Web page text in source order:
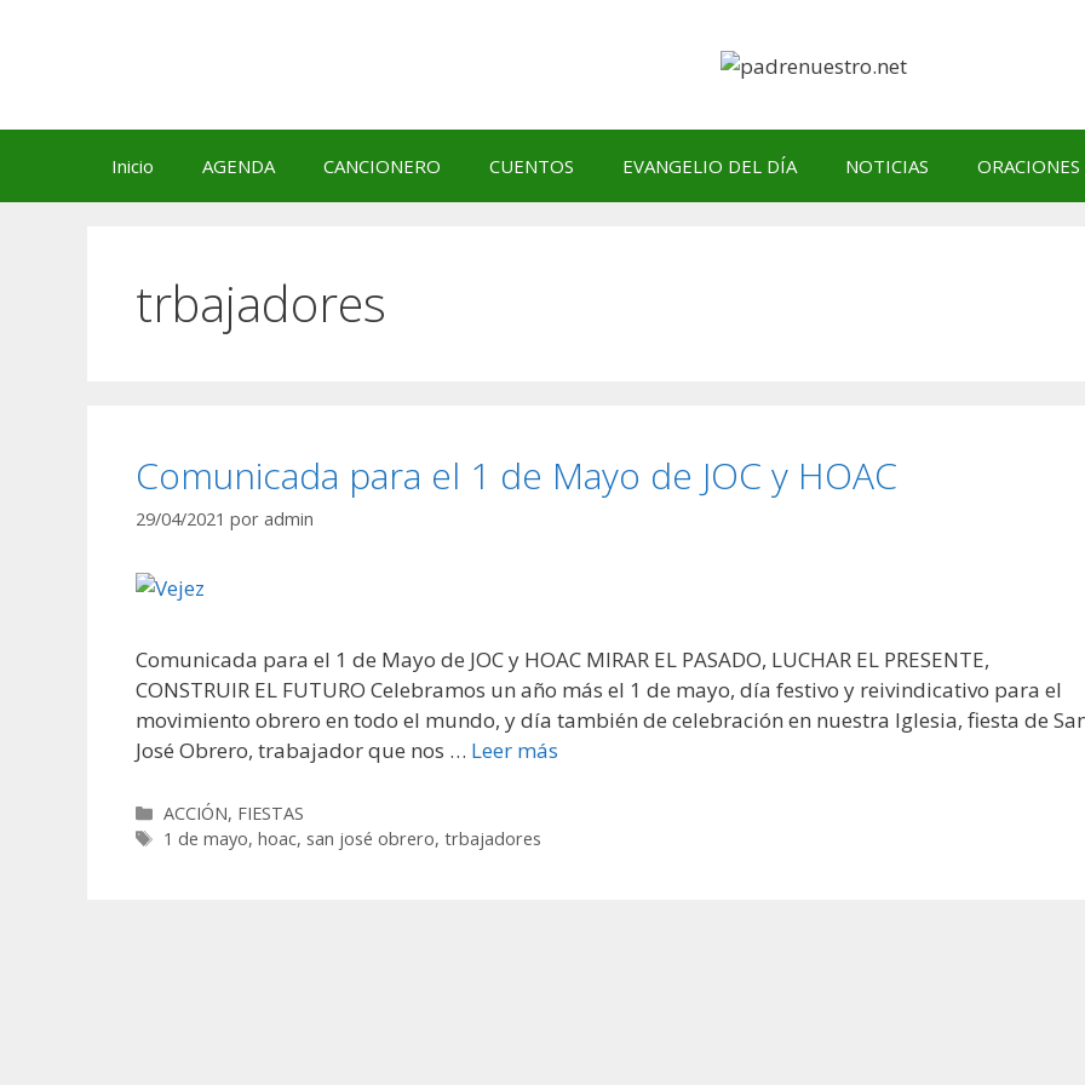
Inicio AGENDA CANCIONERO CUENTOS EVANGELIO DEL DÍA NOTICIAS ORACIONES
trbajadores
Comunicada para el 1 de Mayo de JOC y HOAC
29/04/2021 por admin
Comunicada para el 1 de Mayo de JOC y HOAC MIRAR EL PASADO, LUCHAR EL PRESENTE,
CONSTRUIR EL FUTURO Celebramos un año más el 1 de mayo, día festivo y reivindicativo para el
movimiento obrero en todo el mundo, y día también de celebración en nuestra Iglesia, fiesta de
José Obrero, trabajador que nos … Leer más
Categorías
ACCIÓN, FIESTAS
Etiquetas
1 de mayo,hoac, san josé obrero,trbajadores